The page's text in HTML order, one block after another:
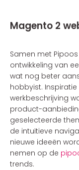
Magento 2
Samen met
ontwikkeling van
wat nog beter
hobbyist.
werkbeschrijving
product-
geselecteerde
de intuïtieve
nieuwe ideeën
nemen op de
trends.